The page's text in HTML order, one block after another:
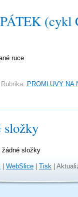
(cykl
ruce
Rubrika: PROMLUVY NA
složky
žádné složky
WebSlice Tisk